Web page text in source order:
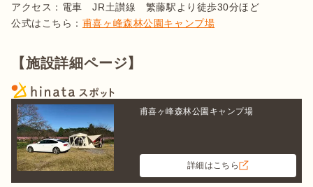
アクセス：電車　JR土讃線　繁藤駅より徒歩30分ほど
公式はこちら： 甫喜ヶ峰森林公園キャンプ場
【施設詳細ページ】
甫喜ヶ峰森林公園キャンプ場
詳細はこちら